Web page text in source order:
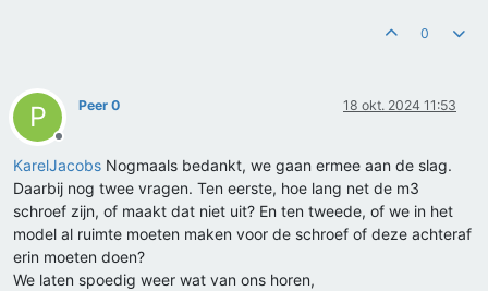
0
P
Offline
Peer 0 18 okt. 2024 11:53
KarelJacobs Nogmaals bedankt, we gaan ermee aan de slag.
Daarbij nog twee vragen. Ten eerste, hoe lang net de m3
schroef zijn, of maakt dat niet uit? En ten tweede, of we in het
model al ruimte moeten maken voor de schroef of deze achteraf
erin moeten doen?
We laten spoedig weer wat van ons horen,